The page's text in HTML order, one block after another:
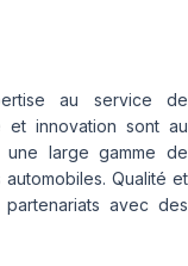
au service de
et innovation sont au
large gamme de
Qualité et
avec des